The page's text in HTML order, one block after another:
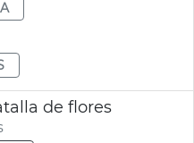
de flores